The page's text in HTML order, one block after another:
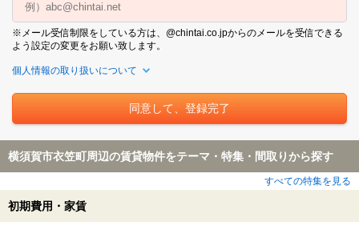
※メール受信制限をしている方は、@chintai.co.jpからのメールを受信できる
よう設定の変更をお願い致します。
個人情報の取り扱いについて
横須賀市衣笠町周辺の賃貸物件をテーマ・特集・間取りから探す
すべての特集を見る
初期費用・家賃